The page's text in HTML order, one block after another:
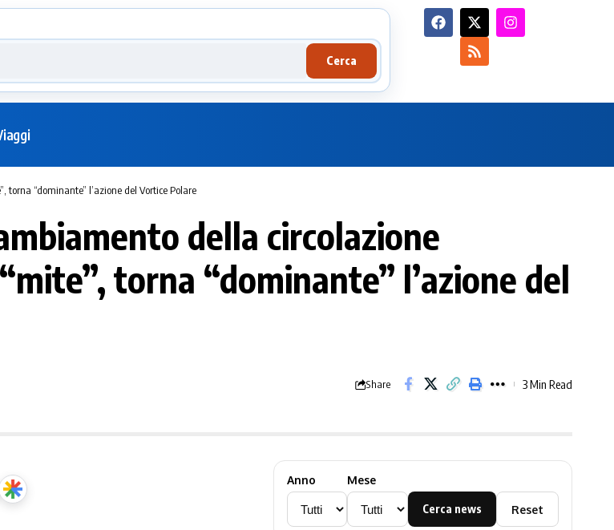
Cerca
torna “dominante” l’azione del Vortice Polare
della circolazione
torna “dominante” l’azione del
Share 3 Min Read
Anno Mese
Cerca news Reset